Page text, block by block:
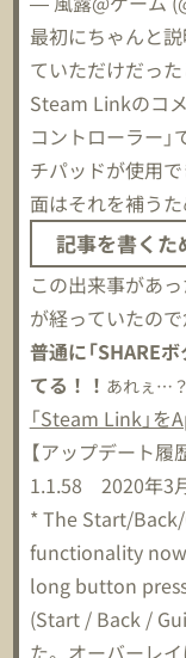
最初にちゃんと
ていただけだっ
Steam Linkのコ
コントローラー
チパッドが使用
面はそれを補う
記事を書く
この出来事があ
が経っていたの
普通に「SHARE
てる！！ あれぇ…
「Steam Link」
【アップデート履
1.1.58 2020年3
* The Start/
functionality
long button
(Start / Back /
た。オーバーレ